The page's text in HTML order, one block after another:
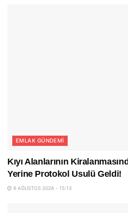
EMLAK GÜNDEMI
Kıyı Alanlarının
Yerine Protokol Usulü Geldi!
9 AĞUSTOS 2026 - 15:13